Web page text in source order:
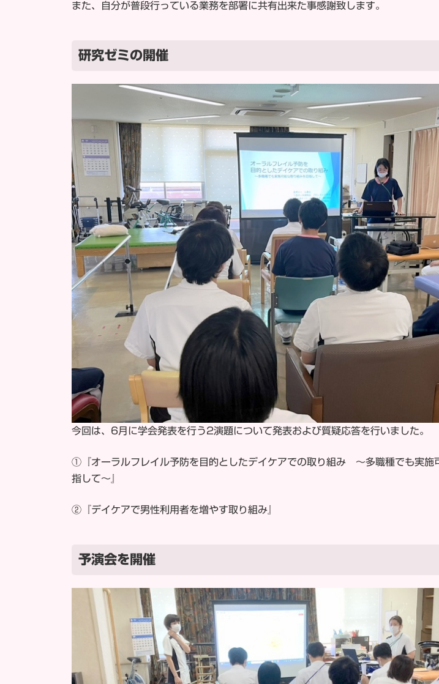
また、自分が普段行っている業務を部署に共有出来た事感謝致します。
研究ゼミの開催
今回は、6月に学会発表を行う2演題について発表および質疑応答を行いました。
①『オーラルフレイル予防を目的としたデイケアでの取り組み 〜多職種でも実施
指して〜』
②『デイケアで男性利用者を増やす取り組み』
予演会を開催